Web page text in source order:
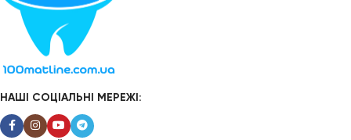
НАШІ СОЦІАЛЬНІ МЕРЕЖІ: